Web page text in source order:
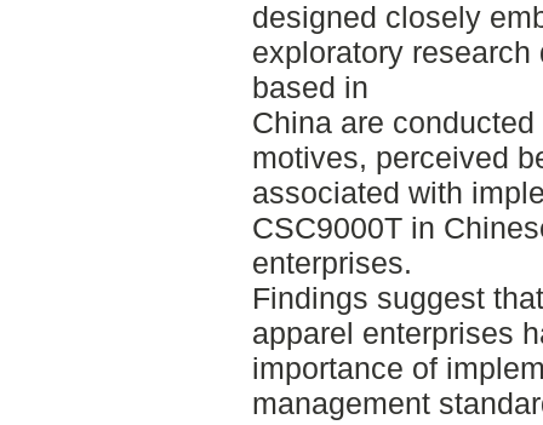
designed closely
exploratory
based in
China are
motives, perceived
associated with
CSC9000T in
enterprises.
Findings suggest
apparel enterprises
importance of
management